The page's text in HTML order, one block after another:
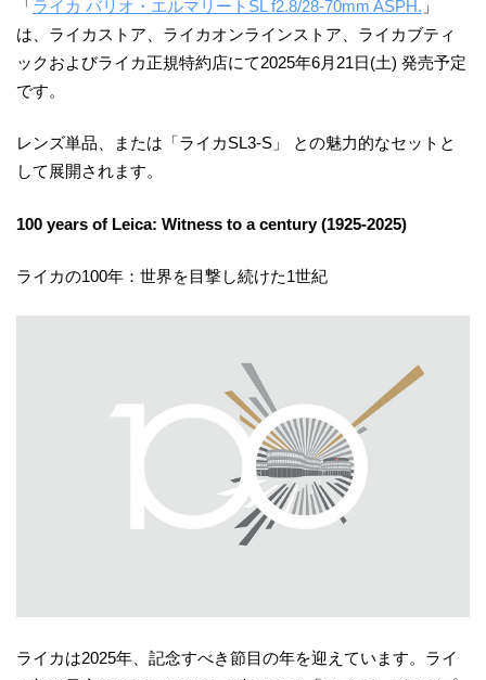
「 ライカ バリオ・エルマリートSL f2.8/28-70mm ASPH. 」
は、ライカストア、ライカオンラインストア、ライカブティ
ックおよびライカ正規特約店にて2025年6月21日(土) 発売予定
です。
レンズ単品、または「ライカSL3-S」 との魅力的なセットと
して展開されます。
100 years of Leica: Witness to a century (1925-2025)
ライカの100年：世界を目撃し続けた1世紀
ライカは2025年、記念すべき節目の年を迎えています。ライ